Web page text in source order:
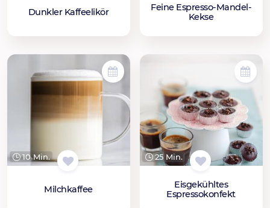
Dunkler Kaffeelikör
Feine Espresso-Mandel-
Kekse
10 Min.
Milchkaffee
25 Min.
Eisgekühltes
Espressokonfekt